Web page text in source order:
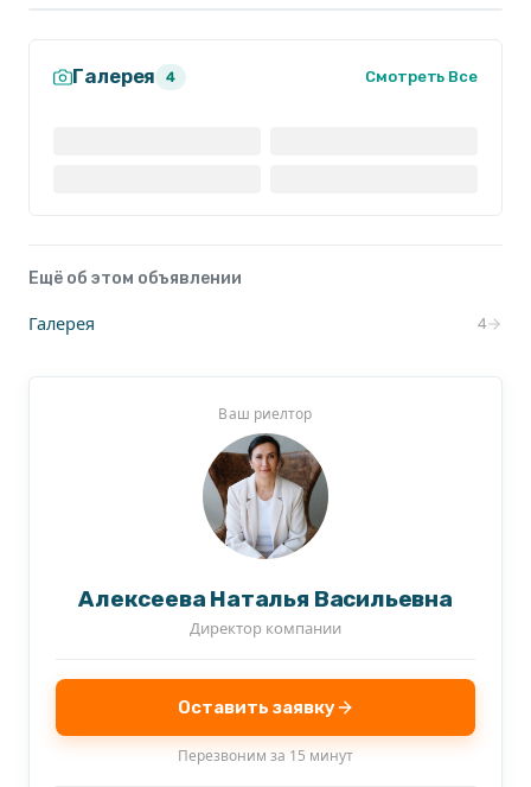
профессиональная зона work-out и футбольное
Галерея 4 Смотреть Все
Ещё об этом объявлении
Галерея 4
Ваш риелтор
Алексеева Наталья Васильевна
Директор компании
Оставить заявку
Перезвоним за 15 минут